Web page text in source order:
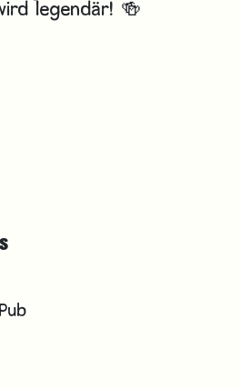
legendär! 🍻